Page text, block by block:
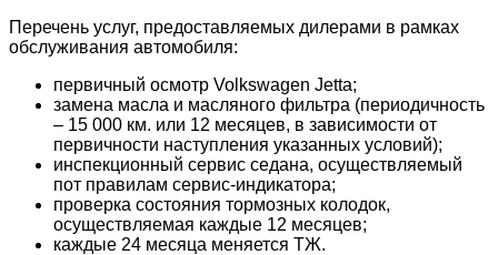
Перечень услуг, предоставляемых дилерами в рамках
обслуживания автомобиля:
первичный осмотр Volkswagen Jetta;
замена масла и масляного фильтра (периодичность
– 15 000 км. или 12 месяцев, в зависимости от
первичности наступления указанных условий);
инспекционный сервис седана, осуществляемый
пот правилам сервис-индикатора;
проверка состояния тормозных колодок,
осуществляемая каждые 12 месяцев;
каждые 24 месяца меняется ТЖ.